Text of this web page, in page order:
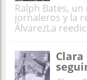
Ralph Bates,
jornaleros y la
ÁlvarezLa